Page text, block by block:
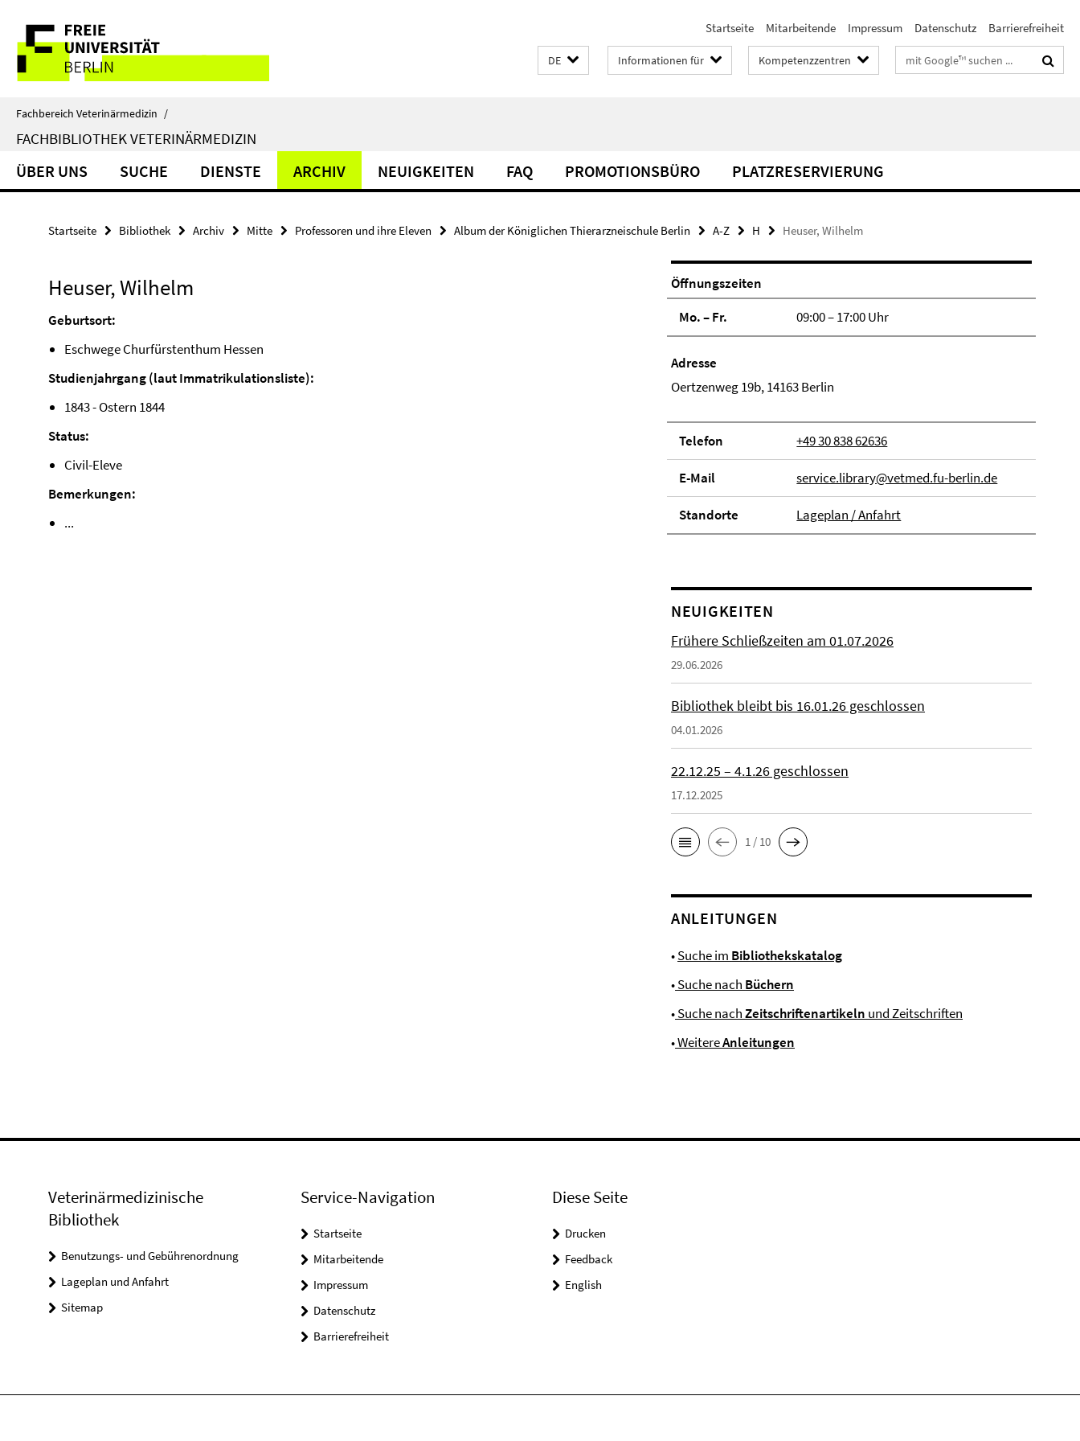
direkt
Inhalt
Service-
Navigation
Startseite Mitarbeitende Impressum Datenschutz Barrierefreiheit
DE Informationen für Kompetenzzentren Suchbegriffe
Fachbereich Veterinärmedizin /
FACHBIBLIOTHEK VETERINÄRMEDIZIN
ÜBER UNS SUCHE DIENSTE ARCHIV NEUIGKEITEN FAQ PROMOTIONSBÜRO PLATZRESERVIERUNG
Startseite Bibliothek Archiv Mitte Professoren und ihre Eleven Album der Königlichen Thierarzneischule Berlin A-Z H Heuser, Wilhelm
Heuser, Wilhelm
Geburtsort:
Eschwege Churfürstenthum Hessen
Studienjahrgang (laut Immatrikulationsliste):
1843 - Ostern 1844
Status:
Civil-Eleve
Bemerkungen:
...
Öffnungszeiten
Mo. – Fr.
09:00 – 17:00 Uhr
Adresse
Oertzenweg 19b, 14163 Berlin
Telefon +49 30 838 62636
E-Mail service.library@vetmed.fu-berlin.de
Stand­orte Lageplan / Anfahrt
NEUIGKEITEN
Frühere Schließzeiten am 01.07.2026
29.06.2026
Bibliothek bleibt bis 16.01.26 geschlossen
04.01.2026
22.12.25 – 4.1.26 geschlossen
17.12.2025
1 / 10
ANLEITUNGEN
•Suche im Bibliothekskatalog
•Suche nach Büchern
•Suche nachZeitschriftenartikeln und Zeitschriften
•WeitereAnleitungen
Veterinärmedizinische
Bibliothek
Benutzungs- und Gebührenordnung
Lageplan und Anfahrt
Sitemap
Service-Navigation
Startseite
Mitarbeitende
Impressum
Datenschutz
Barrierefreiheit
Diese Seite
Drucken
Feedback
English